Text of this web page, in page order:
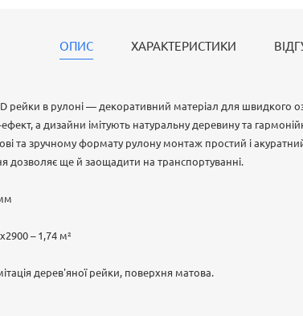
ОПИС ХАРАКТЕРИСТИКИ
рейки в рулоні — декоративний матеріал для швидкого
а дизайни імітують натуральну деревину та
та зручному формату рулону монтаж простий і
дозволяє ще й заощадити на транспортуванні.
– 1,74 м²
дерев'яної рейки, поверхня матова.